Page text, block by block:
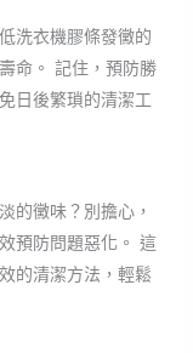
洗衣機膠條發黴的
命。 記住，預防勝
日後繁瑣的清潔工
的黴味？別擔心，
預防問題惡化。 這
的清潔方法，輕鬆